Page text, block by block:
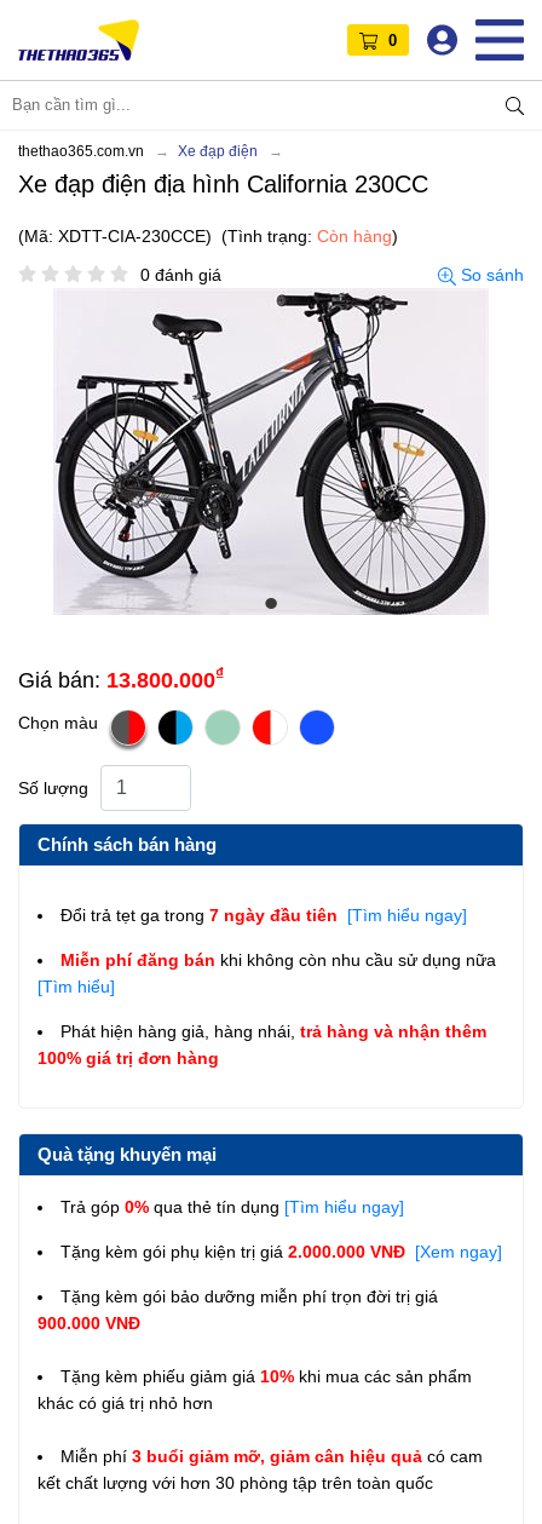
0
thethao365.com.vn Xe đạp điện
Xe đạp điện địa hình California 230CC
(Mã: XDTT-CIA-230CCE) (Tình trạng: Còn hàng)
0 đánh giá
So sánh
Giá bán: 13.800.000₫
Chọn màu
Số lượng
Chính sách bán hàng
Đổi trả tẹt ga trong 7 ngày đầu tiên [Tìm hiểu ngay]
Miễn phí đăng bán khi không còn nhu cầu sử dụng nữa
[Tìm hiểu]
Phát hiện hàng giả, hàng nhái, trả hàng và nhận thêm
100% giá trị đơn hàng
Quà tặng khuyến mại
Trả góp 0% qua thẻ tín dụng [Tìm hiểu ngay]
Tặng kèm gói phụ kiện trị giá 2.000.000 VNĐ [Xem ngay]
Tặng kèm gói bảo dưỡng miễn phí trọn đời trị giá
900.000 VNĐ
Tặng kèm phiếu giảm giá 10% khi mua các sản phẩm
khác có giá trị nhỏ hơn
Miễn phí 3 buổi giảm mỡ, giảm cân hiệu quả có cam
kết chất lượng với hơn 30 phòng tập trên toàn quốc